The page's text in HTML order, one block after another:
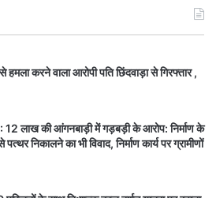
करने वाला आरोपी पति छिंदवाड़ा से गिरफ्तार ,
लाख की आंगनबाड़ी में गड़बड़ी के आरोप: निर्माण के
निकालने का भी विवाद, निर्माण कार्य पर ग्रामीणों